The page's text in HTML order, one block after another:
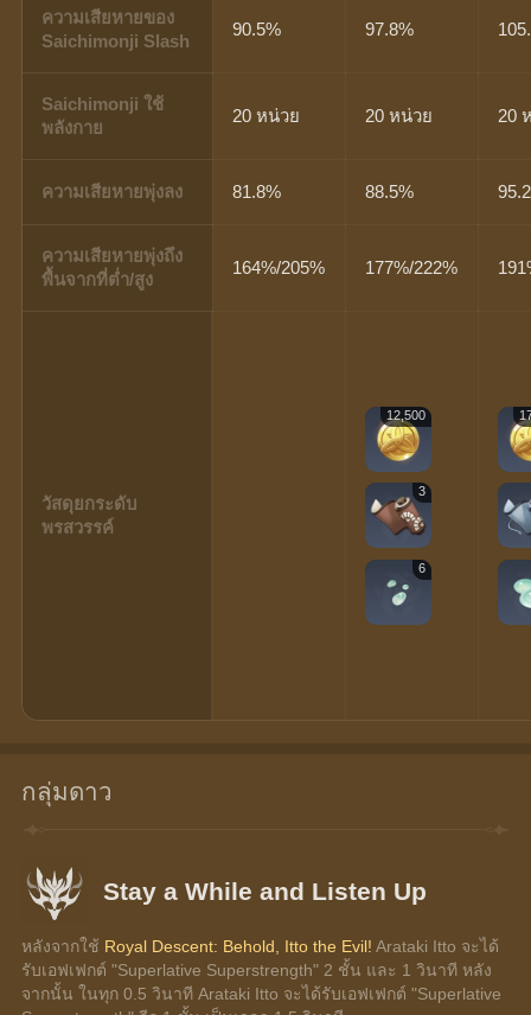
ความเสียหายของ
Saichimonji Slash
90.5% 97.8%
Saichimonji ใช้
พลังกาย
20 หน่วย 20 หน่วย 20
ความเสียหายพุ่งลง 81.8% 88.5%
ความเสียหายพุ่งถึง
พื้นจากที่ต่ำ/สูง
164%/205% 177%/222%
วัสดุยกระดับ
พรสวรรค์
12,500
3
6
กลุ่มดาว
Stay a While and Listen Up
หลังจากใช้ Royal Descent: Behold, Itto the Evil! Arataki Itto จะได้
รับเอฟเฟกต์ "Superlative Superstrength" 2 ชั้น และ 1 วินาที หลัง
จากนั้น ในทุก 0.5 วินาที Arataki Itto จะได้รับเอฟเฟกต์ "Superlative